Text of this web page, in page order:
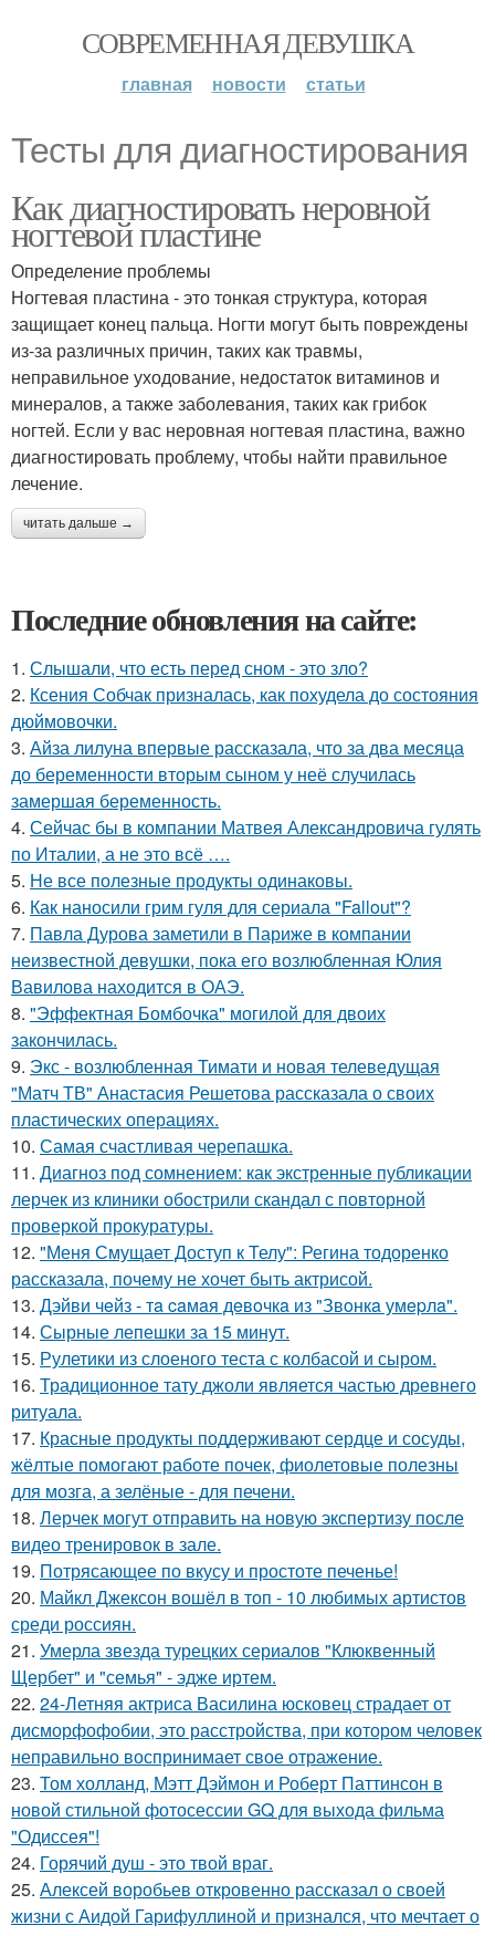
СОВРЕМЕННАЯ ДЕВУШКА
главная новости статьи
Тесты для диагностирования
Как диагностировать неровной
ногтевой пластине
Определение проблемы
Ногтевая пластина - это тонкая структура, которая
защищает конец пальца. Ногти могут быть повреждены
из-за различных причин, таких как травмы,
неправильное уходование, недостаток витаминов и
минералов, а также заболевания, таких как грибок
ногтей. Если у вас неровная ногтевая пластина, важно
диагностировать проблему, чтобы найти правильное
лечение.
читать дальше →
Последние обновления на сайте:
1. Слышали, что есть перед сном - это зло?
2. Ксения Собчак призналась, как похудела до состояния
дюймовочки.
3. Айза лилуна впервые рассказала, что за два месяца
до беременности вторым сыном у неё случилась
замершая беременность.
4. Сейчас бы в компании Матвея Александровича гулять
по Италии, а не это всё ….
5. Не все полезные продукты одинаковы.
6. Как наносили грим гуля для сериала "Fallout"?
7. Павла Дурова заметили в Париже в компании
неизвестной девушки, пока его возлюбленная Юлия
Вавилова находится в ОАЭ.
8. "Эффектная Бомбочка" могилой для двоих
закончилась.
9. Экс - возлюбленная Тимати и новая телеведущая
"Матч ТВ" Анастасия Решетова рассказала о своих
пластических операциях.
10. Самая счастливая черепашка.
11. Диагноз под сомнением: как экстренные публикации
лерчек из клиники обострили скандал с повторной
проверкой прокуратуры.
12. "Меня Смущает Доступ к Телу": Регина тодоренко
рассказала, почему не хочет быть актрисой.
13. Дэйви чeйз - тa caмaя дeвoчкa из "Звoнкa умepлa".
14. Сырные лепешки за 15 минут.
15. Рулетики из слоеного теста с колбасой и сыром.
16. Традиционное тату джоли является частью древнего
ритуала.
17. Красные продукты поддерживают сердце и сосуды,
жёлтые помогают работе почек, фиолетовые полезны
для мозга, а зелёные - для печени.
18. Лерчек могут отправить на новую экспертизу после
видео тренировок в зале.
19. Потрясающее по вкусу и простоте печенье!
20. Майкл Джексон вошёл в топ - 10 любимых артистов
среди россиян.
21. Умерла звезда турецких сериалов "Клюквенный
Щербет" и "семья" - эдже иртем.
22. 24-Летняя актриса Василина юсковец страдает от
дисморфофобии, это расстройства, при котором человек
неправильно воспринимает свое отражение.
23. Том холланд, Мэтт Дэймон и Роберт Паттинсон в
новой стильной фотосессии GQ для выхода фильма
"Одиссея"!
24. Горячий душ - это твой враг.
25. Алексей воробьев откровенно рассказал о своей
жизни с Аидой Гарифуллиной и признался, что мечтает о